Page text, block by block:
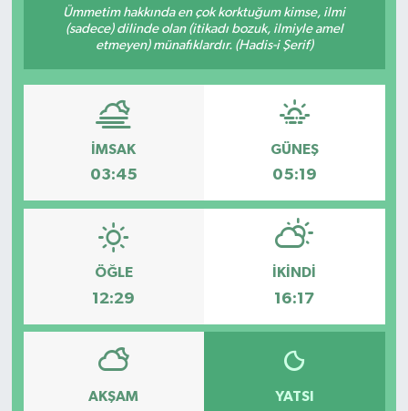
Ümmetim hakkında en çok korktuğum kimse, ilmi
(sadece) dilinde olan (itikadı bozuk, ilmiyle amel
etmeyen) münafıklardır. (Hadis-i Şerif)
İMSAK
03:45
GÜNEŞ
05:19
ÖĞLE
12:29
İKINDI
16:17
AKŞAM YATSI
Spor
Haber Arşivi